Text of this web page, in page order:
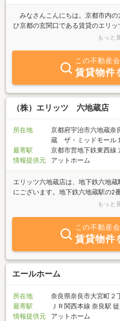
みなさんこんにちは。京都市内の
ひ京都の玄関口である賃貸のエリ
は、是非一度お立ち寄り下さい。
に合ったニーズで、お部屋探しの
学生様（同志社大学、京都女子大
や各種専門学校の皆様も是非一度
タッフ一同、心よりお待ちしており
もっと
この不動産
賃貸物件
（株）エリッツ 六地蔵店
所在地
京都府宇治市六地蔵奈
蔵 ザ・ミッドモール
最寄駅
京都市営地下鉄東西線
情報提供元
アットホーム
エリッツ六地蔵店は、地下鉄六地
にございます。地下鉄六地蔵駅の2
徒歩１分です！ＪＲ六地蔵・京阪
用駐車場もありますので、お車で
リッツの店舗数は京都ナンバー1で
都・滋賀の賃貸物件ならどこでも
できます！六地蔵周辺にお住まい
しの方も是非エリッツ六地蔵店へ
件も数多く取り揃えております！飲
地蔵店スタッフ一同、心よりご来店
もっと
この不動産
賃貸物件
エールホーム
所在地
奈良県奈良市大宮町２
最寄駅
ＪＲ関西本線 奈良駅
情報提供元
アットホーム